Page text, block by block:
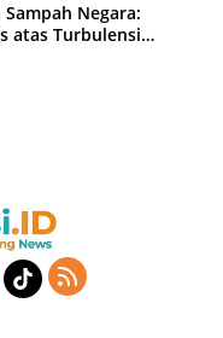
Negara:
atas Turbulensi